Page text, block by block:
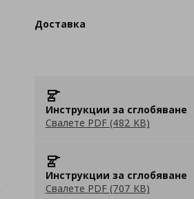
Доставка
Инструкции за сглобяване
Свалете PDF (482 KB)
Инструкции за сглобяване
Свалете PDF (707 KB)